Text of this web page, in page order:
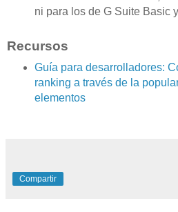
ni para los de G Suite Basic
Recursos
Guía para desarrolladores:
ranking a través de la
elementos
Compartir